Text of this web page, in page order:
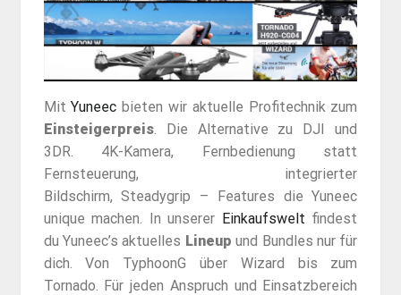
MitYuneec bieten wir aktuelle Profitechnik zum
Einsteigerpreis. Die Alternative zu DJI und
3DR. 4K-Kamera, Fernbedienung statt
Fernsteuerung, integrierter
Bildschirm, Steadygrip – Features die Yuneec
unique machen. In unserer Einkaufswelt findest
du Yuneec’s aktuelles Lineup und Bundles nur für
dich. Von TyphoonG über Wizard bis zum
Tornado. Für jeden Anspruch und Einsatzbereich